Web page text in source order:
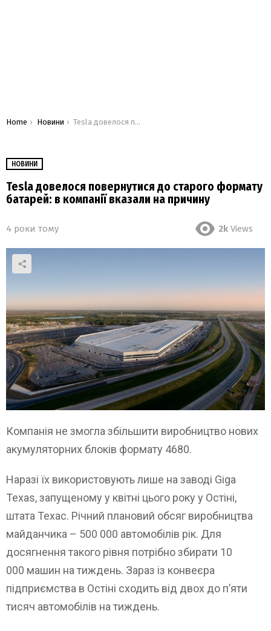
You are here:
Home Новини Tesla довелося повернутися до старого формату батарей: в компанії вказали на причину
НОВИНИ
Tesla довелося повернутися до старого формату
батарей: в компанії вказали на причину
4 роки тому 2k Views
Компанія не змогла збільшити виробництво нових
акумуляторних блоків формату 4680.
Наразі їх використовують лише на заводі Giga
Texas, запущеному у квітні цього року у Остіні,
штата Техас. Річний плановий обсяг виробництва
майданчика – 500 000 автомобілів рік. Для
досягнення такого рівня потрібно збирати 10
000 машин на тиждень. Зараз із конвеєра
підприємства в Остіні сходить від двох до п’яти
тисяч автомобілів на тиждень.